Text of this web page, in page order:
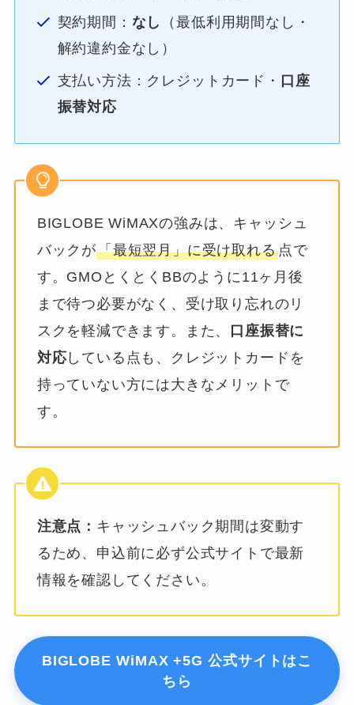
契約期間： なし
（最低利用期間なし・
解約違約金なし）
支払い方法：クレジットカード・ 口座
振替対応
BIGLOBE WiMAXの強みは、キャッシュ
バックが「最短翌月」に受け取れる点で
す。GMOとくとくBBのように11ヶ月後
まで待つ必要がなく、受け取り忘れのリ
スクを軽減できます。また、 口座振替に
対応している点も、クレジットカードを
持っていない方には大きなメリットで
す。
注意点： キャッシュバック期間は変動す
るため、申込前に必ず公式サイトで最新
情報を確認してください。
BIGLOBE WiMAX +5G 公式サイトはこ
ちら